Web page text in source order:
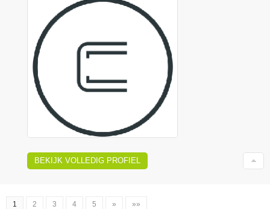
BEKIJK VOLLEDIG PROFIEL
1 2 3 4 5 » »»